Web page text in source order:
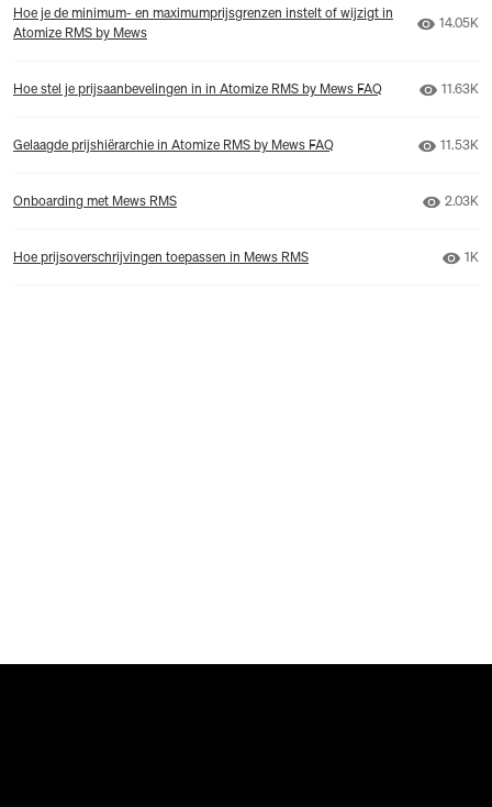
Hoe je de minimum- en maximumprijsgrenzen instelt of wijzigt in
Atomize RMS by Mews
Aantal
14.05K
Hoe stel je prijsaanbevelingen in in Atomize RMS by Mews FAQ Aantal
11.63K
Gelaagde prijshiërarchie in Atomize RMS by Mews FAQ Aantal
11.53K
Onboarding met Mews RMS Aantal
2.03K
Hoe prijsoverschrijvingen toepassen in Mews RMS 1K